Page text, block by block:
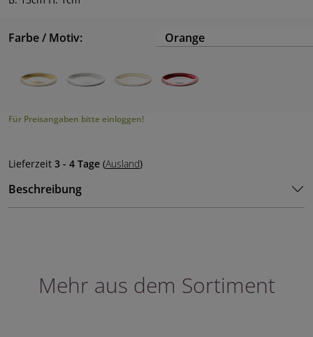
Farbe / Motiv: Orange
Für Preisangaben bitte einloggen!
Lieferzeit 3 - 4 Tage (Ausland)
Beschreibung
Mehr aus dem Sortiment